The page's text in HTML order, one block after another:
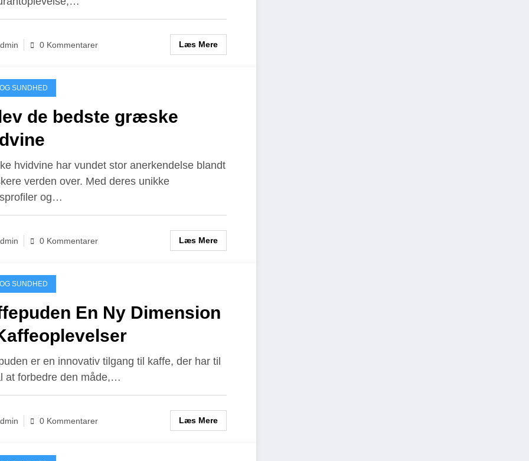
0 Kommentarer Læs Mere
SUNDHED
de bedste græske
hvidvine har vundet stor anerkendelse blandt
verden over. Med deres unikke
og…
0 Kommentarer Læs Mere
SUNDHED
En Ny Dimension
er en innovativ tilgang til kaffe, der har til
at forbedre den måde,…
0 Kommentarer Læs Mere